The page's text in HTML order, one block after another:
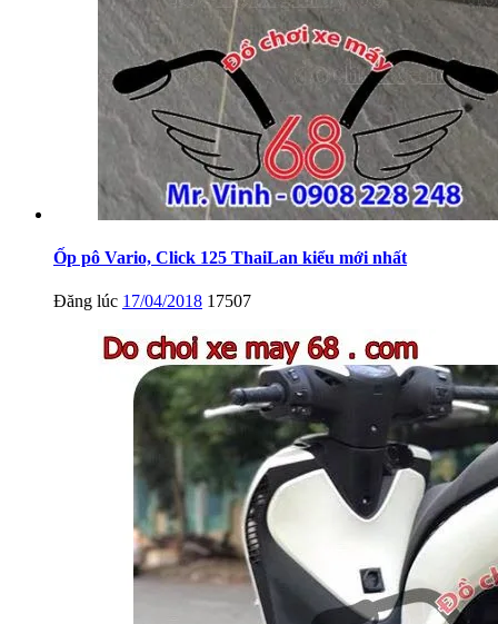
Ốp pô Vario, Click 125 ThaiLan kiểu mới nhất
Đăng lúc 17/04/2018 17507